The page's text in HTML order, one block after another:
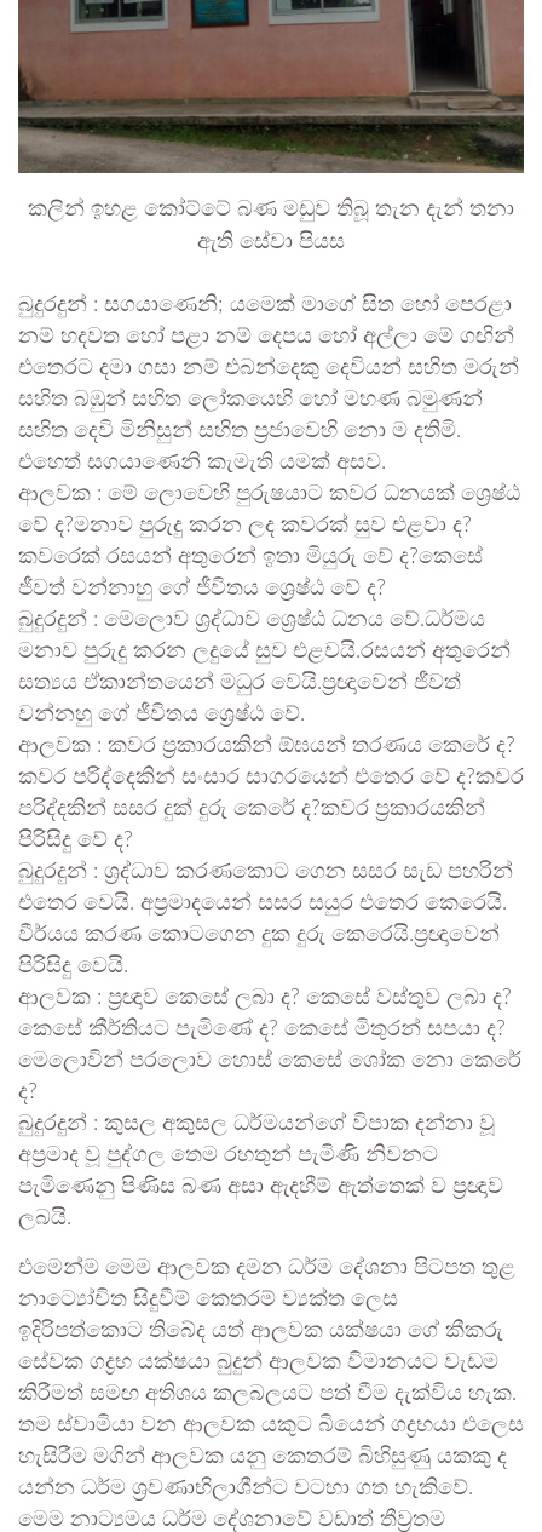
කලින් ඉහළ කෝට්ටේ බණ මඩුව තිබූ තැන දැන් තනා
ඇති සේවා පියස
බුදුරදුන් : සගයාණෙනි; යමෙක් මාගේ සිත හෝ පෙරළා
නම් හදවත හෝ පළා නම් දෙපය හෝ අල්ලා මේ ගඟින්
එතෙරට දමා ගසා නම් එබන්දෙකු දෙවියන් සහිත මරුන්
සහිත බඹුන් සහිත ලෝකයෙහි හෝ මහණ බමුණන්
සහිත දෙවි මිනිසුන් සහිත ප්‍රජාවෙහි නො ම දතිමි.
එහෙත් සගයාණෙනි කැමැති යමක් අසව.
ආලවක : මේ ලොවෙහි පුරුෂයාට කවර ධනයක් ශ්‍රෙෂ්ඨ
වේ ද?මනාව පුරුදු කරන ලද කවරක් සුව එළවා ද?
කවරෙක් රසයන් අතුරෙන් ඉතා මියුරු වේ ද?කෙසේ
ජීවත් වන්නාහු ගේ ජීවිතය ශ්‍රෙෂ්ඨ වේ ද?
බුදුරදුන් : මෙලොව ශ්‍රද්ධාව ශ්‍රෙෂ්ඨ ධනය වේ.ධර්මය
මනාව පුරුදු කරන ලදුයේ සුව එළවයි.රසයන් අතුරෙන්
සත්‍යය ඒකාන්තයෙන් මධුර වෙයි.ප්‍රඥාවෙන් ජීවත්
වන්නහු ගේ ජීවිතය ශ්‍රෙෂ්ඨ වේ.
ආලවක : කවර ප්‍රකාරයකින් ඕඝයන් තරණය කෙරේ ද?
කවර පරිද්දෙකින් සංසාර සාගරයෙන් එතෙර වේ ද?කවර
පරිද්දකින් සසර දුක් දුරු කෙරේ ද?කවර ප්‍රකාරයකින්
පිරිසිදු වේ ද?
බුදුරදුන් : ශ්‍රද්ධාව කරණකොට ගෙන සසර සැඩ පහරින්
එතෙර වෙයි. අප්‍රමාදයෙන් සසර සයුර එතෙර කෙරෙයි.
වීර්යය කරණ කොටගෙන දුක දුරු කෙරෙයි.ප්‍රඥාවෙන්
පිරිසිදු වෙයි.
ආලවක : ප්‍රඥාව කෙසේ ලබා ද? කෙසේ වස්තුව ලබා ද?
කෙසේ කීර්තියට පැමිණේ ද? කෙසේ මිතුරන් සපයා ද?
මෙලොවින් පරලොව හොස් කෙසේ ශෝක නො කෙරේ
ද?
බුදුරදුන් : කුසල අකුසල ධර්මයන්ගේ විපාක දන්නා වූ
අප්‍රමාද වූ පුද්ගල තෙම රහතුන් පැමිණි නිවනට
පැමිණෙනු පිණිස බණ අසා ඇදහීම් ඇත්තෙක් ව ප්‍රඥාව
ලබයි.
එමෙන්ම මෙම ආලවක දමන ධර්ම දේශනා පිටපත තුළ
නාට්‍යෝචිත සිදුවීම් කෙතරම් ව්‍යක්ත ලෙස
ඉදිරිපත්කොට තිබේද යත් ආලවක යක්ෂයා ගේ කීකරු
සේවක ගද්‍රභ යක්ෂයා බුදුන් ආලවක විමානයට වැඩම
කිරීමත් සමඟ අතිශය කලබලයට පත් වීම දැක්විය හැක.
තම ස්වාමියා වන ආලවක යකුට බියෙන් ගද්‍රභයා එලෙස
හැසිරීම මගින් ආලවක යනු කෙතරම් බිහිසුණු යකකු ද
යන්න ධර්ම ශ්‍රවණාභිලාශීන්ට වටහා ගත හැකිවේ.
මෙම නාට්‍යමය ධර්ම දේශනාවේ වඩාත් තීව්‍රතම